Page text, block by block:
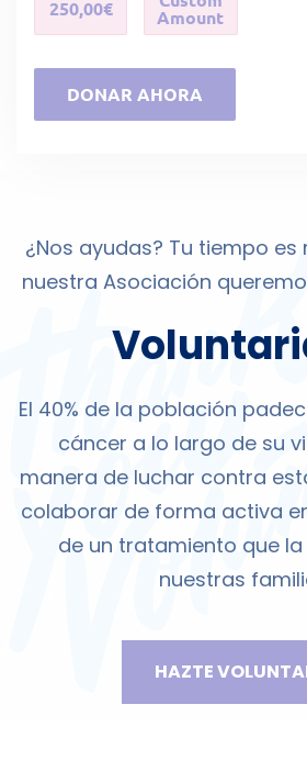
250,00€ Amount
DONAR AHORA
¿Nos ayudas? Tu tiempo es
nuestra Asociación
El 40% de la población
cáncer a lo largo de su
manera de luchar contra
colaborar de forma activa
de un tratamiento que
nuestras
HAZTE